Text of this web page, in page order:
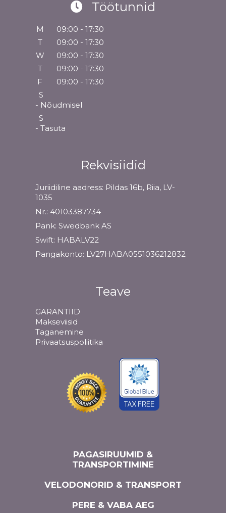
Töötunnid
M
09:00 - 17:30
T
09:00 - 17:30
W
09:00 - 17:30
T
09:00 - 17:30
F
09:00 - 17:30
S
- Nõudmisel
S
- Tasuta
Rekvisiidid
Juriidiline aadress: Pildas 16b, Riia, LV-
1035
Nr.: 40103387734
Pank: Swedbank AS
Swift: HABALV22
Pangakonto: LV27HABA0551036212832
Teave
GARANTIID
Makseviisid
Taganemine
Privaatsuspoliitika
PAGASIRUUMID &
TRANSPORTIMINE
VELODONORID & TRANSPORT
PERE & VABA AEG